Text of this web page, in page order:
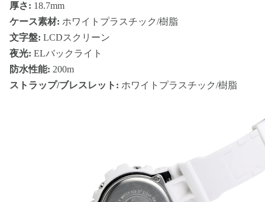
厚さ: 18.7mm
ケース素材: ホワイトプラスチック/樹脂
文字盤: LCDスクリーン
夜光: ELバックライト
防水性能: 200m
ストラップ/ブレスレット: ホワイトプラスチック/樹脂